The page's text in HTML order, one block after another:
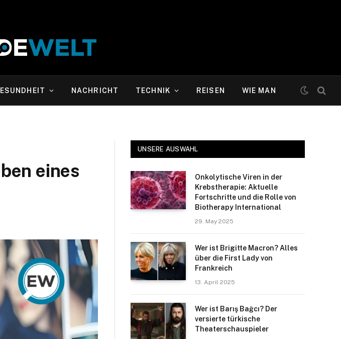
NACHRICHT TECHNIK REISEN WIE MAN
eines
UNSERE AUSWAHL
Onkolytische Viren in der
Krebstherapie: Aktuelle
Fortschritte und die Rolle von
Biotherapy International
29. May 2025
Wer ist Brigitte Macron? Alles
über die First Lady von
Frankreich
13. April 2025
Wer ist Barış Bağcı? Der
versierte türkische
Theaterschauspieler